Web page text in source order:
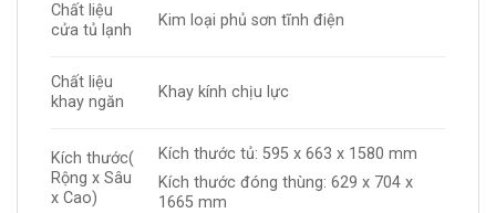
Chất liệu
cửa tủ lạnh
Kim loại phủ sơn tĩnh điện
Chất liệu
khay ngăn
Khay kính chịu lực
Kích thước(
Rộng x Sâu
x Cao)
Kích thước tủ: 595 x 663 x 1580 mm
Kích thước đóng thùng: 629 x 704 x
1665 mm